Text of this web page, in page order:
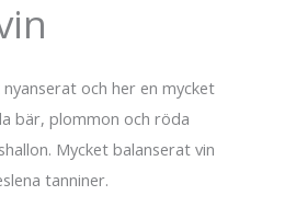
och her en mycket
bär, plommon och röda
Mycket balanserat vin
tanniner.